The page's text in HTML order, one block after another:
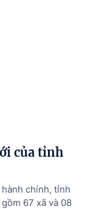
của tỉnh
chính, tỉnh
67 xã và 08